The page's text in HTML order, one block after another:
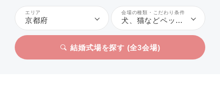
エリア
京都府
会場の種類・こだわり条件
犬、猫などペットとの結婚式
結婚式場を探す (全3会場)